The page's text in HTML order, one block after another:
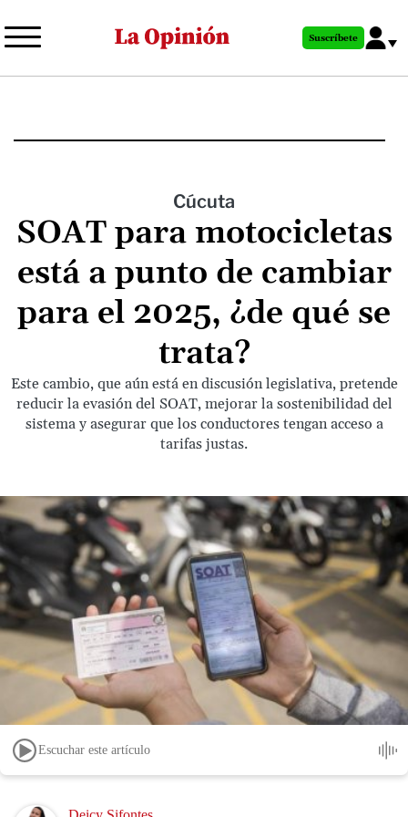
al
principal
Suscríbete
Cúcuta
SOAT para motocicletas
está a punto de cambiar
para el 2025, ¿de qué se
trata?
Este cambio, que aún está en discusión legislativa, pretende
reducir la evasión del SOAT, mejorar la sostenibilidad del
sistema y asegurar que los conductores tengan acceso a
tarifas justas.
Escuchar este artículo